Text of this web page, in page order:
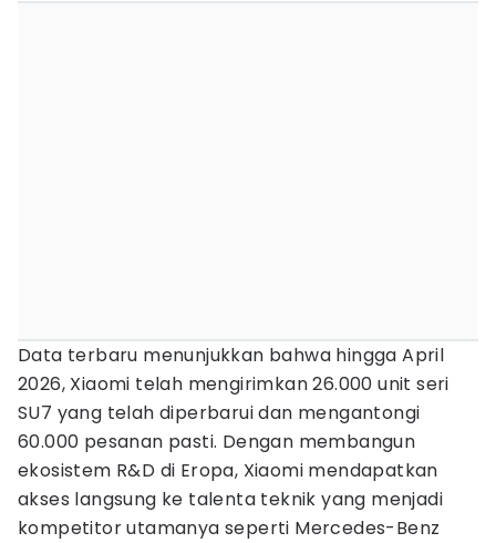
Data terbaru menunjukkan bahwa hingga April
2026, Xiaomi telah mengirimkan 26.000 unit seri
SU7 yang telah diperbarui dan mengantongi
60.000 pesanan pasti. Dengan membangun
ekosistem R&D di Eropa, Xiaomi mendapatkan
akses langsung ke talenta teknik yang menjadi
kompetitor utamanya seperti Mercedes-Benz